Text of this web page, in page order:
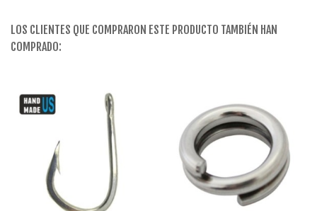
LOS CLIENTES QUE COMPRARON ESTE PRODUCTO TAMBIÉN HAN
COMPRADO: